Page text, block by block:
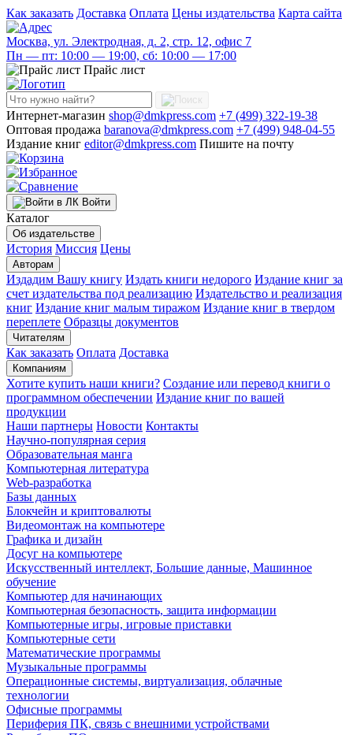
Как заказать Доставка Оплата Цены издательства Карта сайта
Москва, ул. Электродная, д. 2, стр. 12, офис 7
Пн — пт: 10:00 — 19:00, сб: 10:00 — 17:00
Прайс лист
Интернет-магазин shop@dmkpress.com +7 (499) 322-19-38
Оптовая продажа baranova@dmkpress.com +7 (499) 948-04-55
Издание книг editor@dmkpress.com Пишите на почту
Войти
Каталог
Об издательстве
История Миссия Цены
Авторам
Издадим Вашу книгу Издать книги недорого Издание книг за
счет издательства под реализацию Издательство и реализация
книг Издание книг малым тиражом Издание книг в твердом
переплете Образцы документов
Читателям
Как заказать Оплата Доставка
Компаниям
Хотите купить наши книги? Создание или перевод книги о
программном обеспечении Издание книг по вашей
продукции
Наши партнеры Новости Контакты
Научно-популярная серия
Образовательная манга
Компьютерная литература
Web-разработка
Базы данных
Блокчейн и криптовалюты
Видеомонтаж на компьютере
Графика и дизайн
Досуг на компьютере
Искусственный интеллект, Большие данные, Машинное
обучение
Компьютер для начинающих
Компьютерная безопасность, защита информации
Компьютерные игры, игровые приставки
Компьютерные сети
Математические программы
Музыкальные программы
Операционные системы, виртуализация, облачные
технологии
Офисные программы
Периферия ПК, связь с внешними устройствами